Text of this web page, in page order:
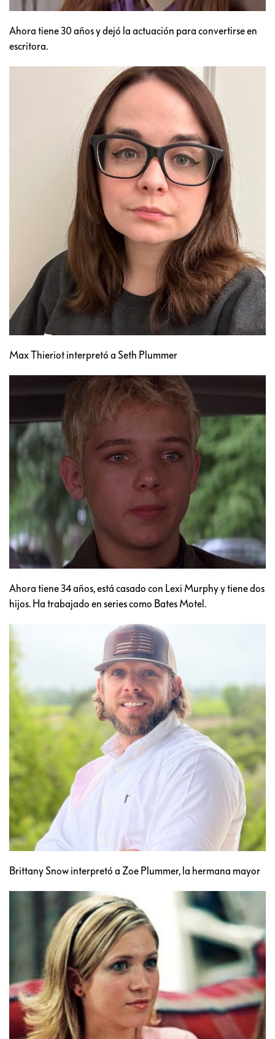
Ahora tiene 30 años y dejó la actuación para convertirse en
escritora.
Max Thieriot interpretó a Seth Plummer
Ahora tiene 34 años, está casado con Lexi Murphy y tiene dos
hijos. Ha trabajado en series como Bates Motel.
Brittany Snow interpretó a Zoe Plummer, la hermana mayor